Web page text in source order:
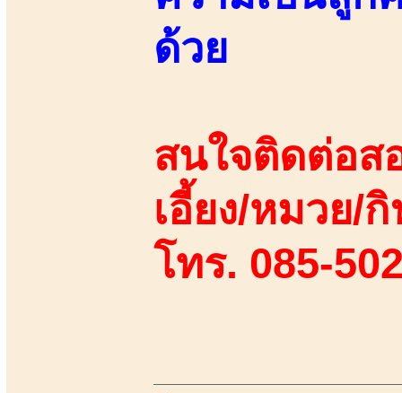
ด้วย
สนใจติดต่อส
เอี้ยง/หมวย/
โทร. 085-